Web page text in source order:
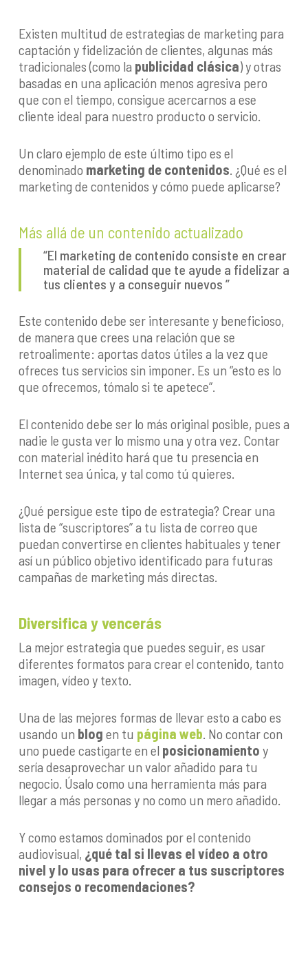
Existen multitud de estrategias de marketing para
captación y fidelización de clientes, algunas más
tradicionales (como la publicidad clásica) y otras
basadas en una aplicación menos agresiva pero
que con el tiempo, consigue acercarnos a ese
cliente ideal para nuestro producto o servicio.
Un claro ejemplo de este último tipo es el
denominado marketing de contenidos . ¿Qué es el
marketing de contenidos y cómo puede aplicarse?
Más allá de un contenido actualizado
“El marketing de contenido consiste en crear
material de calidad que te ayude a fidelizar a
tus clientes y a conseguir nuevos ”
Este contenido debe ser interesante y beneficioso,
de manera que crees una relación que se
retroalimente: aportas datos útiles a la vez que
ofreces tus servicios sin imponer. Es un “esto es lo
que ofrecemos, tómalo si te apetece”.
El contenido debe ser lo más original posible, pues a
nadie le gusta ver lo mismo una y otra vez. Contar
con material inédito hará que tu presencia en
Internet sea única, y tal como tú quieres.
¿Qué persigue este tipo de estrategia? Crear una
lista de “suscriptores” a tu lista de correo que
puedan convertirse en clientes habituales y tener
así un público objetivo identificado para futuras
campañas de marketing más directas.
Diversifica y vencerás
La mejor estrategia que puedes seguir, es usar
diferentes formatos para crear el contenido, tanto
imagen, vídeo y texto.
Una de las mejores formas de llevar esto a cabo es
usando un blog en tu página web . No contar con
uno puede castigarte en el posicionamiento y
sería desaprovechar un valor añadido para tu
negocio. Úsalo como una herramienta más para
llegar a más personas y no como un mero añadido.
Y como estamos dominados por el contenido
audiovisual, ¿qué tal si llevas el vídeo a otro
nivel y lo usas para ofrecer a tus suscriptores
consejos o recomendaciones?